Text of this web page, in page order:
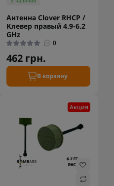
Антенна Clover RHCP /
Клевер правый 4.9-6.2
GHz
0
462 грн.
В корзину
Акция